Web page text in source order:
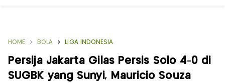
HOME BOLA LIGA INDONESIA
Persija Jakarta Gilas Persis Solo 4-0 di
SUGBK yang Sunyi, Mauricio Souza